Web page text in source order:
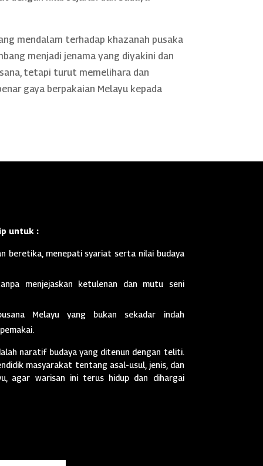
mendalam terhadap khazanah pusaka
menjadi jenama yang diyakini dan
tetapi turut memelihara dan
gaya berpakaian Melayu kepada
untuk :
beretika, menepati syariat serta nilai budaya
menjejaskan ketulenan dan mutu seni
Melayu yang bukan sekadar indah
naratif budaya yang ditenun dengan teliti.
masyarakat tentang asal-usul, jenis, dan
agar warisan ini terus hidup dan dihargai